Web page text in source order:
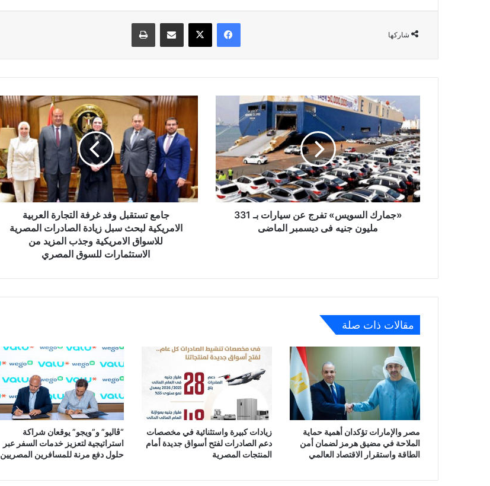
شاركها
فيسبوك ‫X مشاركة عبر البريد طباعة
«جمارك
السويس»
تفرج
عن
سيارات
بـ
331
مليون
جنيه
«جمارك السويس» تفرج عن سيارات بـ 331
مليون جنيه فى ديسمبر الماضى
جامع
غرفة
التجارة
العربية
الامريكية
لبحث
سبل
الصادرات
من
جامع تستقبل وفد غرفة التجارة العربية
الامريكية لبحث سبل زيادة الصادرات المصرية
للاسواق الامريكية وجذب المزيد من
الاستثمارات للسوق المصري
مقالات ذات صلة
مصر والإمارات تؤكدان أهمية حماية
الملاحة في مضيق هرمز لضمان أمن
الطاقة واستقرار الاقتصاد العالمي
زيادات كبيرة واستثنائية في مخصصات
دعم الصادرات لفتح أسواق جديدة أمام
المنتجات المصرية
“ڤاليو” و”ويجو” يوقعان شراكة
استراتيجية لتعزيز خدمات السفر عبر
حلول دفع مرنة للمسافرين المصريين